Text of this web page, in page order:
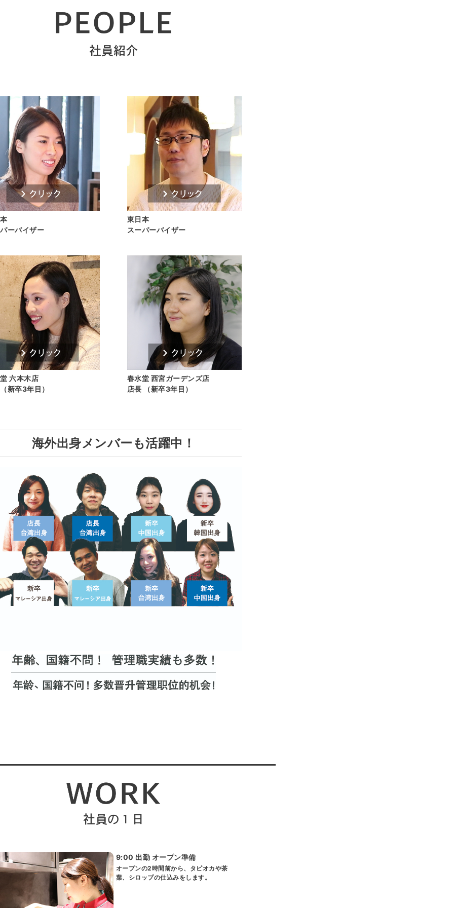
ーバイザー
東日本
スーパーバイザー
六本木店
新卒3年目）
春水堂 西宮ガーデンズ店
店長 （新卒3年目）
海外出身メンバーも活躍中！
9:00 出勤 オープン準備
オープンの2時間前から、タピオカや茶
葉、シロップの仕込みをします。